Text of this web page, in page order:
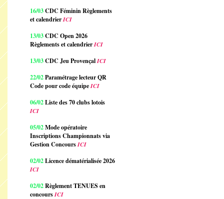
16/03CDC Féminin Règlements
et calendrierICI
13/03CDC Open 2026
Règlements et calendrierICI
13/03CDC Jeu ProvençalICI
22/02Paramétrage lecteur QR
Code pour code équipeICI
06/02Liste des 70 clubs lotois
ICI
05/02Mode opératoire
Inscriptions Championnats via
Gestion ConcoursICI
02/02Licence dématérialisée 2026
ICI
02/02Règlement TENUES en
concoursICI